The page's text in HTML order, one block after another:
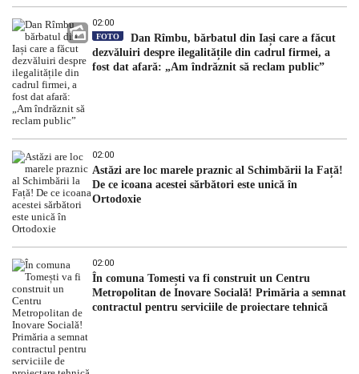
02:00
FOTO
Dan Rîmbu, bărbatul din Iași care a făcut
dezvăluiri despre ilegalitățile din cadrul firmei, a
fost dat afară: „Am îndrăznit să reclam public”
02:00
Astăzi are loc marele praznic al Schimbării la Față!
De ce icoana acestei sărbători este unică în
Ortodoxie
02:00
În comuna Tomești va fi construit un Centru
Metropolitan de Inovare Socială! Primăria a semnat
contractul pentru serviciile de proiectare tehnică